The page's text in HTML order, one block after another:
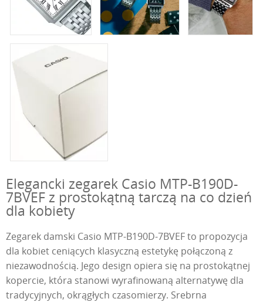
Elegancki zegarek Casio MTP-B190D-
7BVEF z prostokątną tarczą na co dzień
dla kobiety
Zegarek damski Casio MTP-B190D-7BVEF to propozycja
dla kobiet ceniących klasyczną estetykę połączoną z
niezawodnością. Jego design opiera się na prostokątnej
kopercie, która stanowi wyrafinowaną alternatywę dla
tradycyjnych, okrągłych czasomierzy. Srebrna